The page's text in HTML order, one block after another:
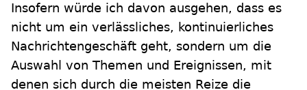
Insofern würde ich davon ausgehen, dass es
nicht um ein verlässliches, kontinuierliches
Nachrichtengeschäft geht, sondern um die
Auswahl von Themen und Ereignissen, mit
denen sich durch die meisten Reize die